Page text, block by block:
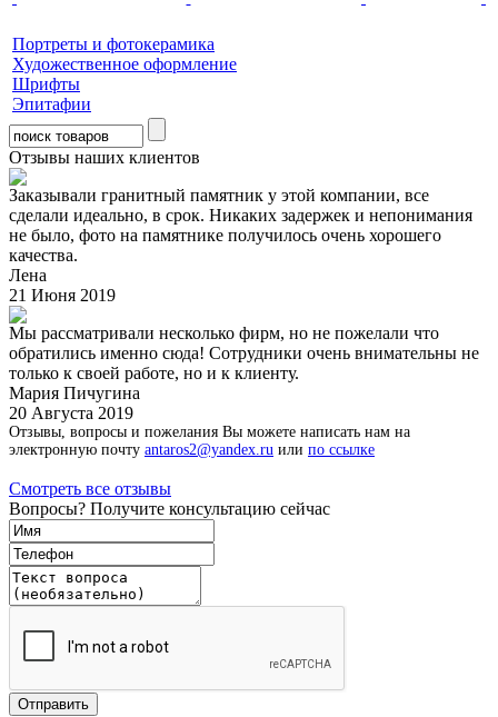
Портреты и фотокерамика
Художественное оформление
Шрифты
Эпитафии
Отзывы наших клиентов
Заказывали гранитный памятник у этой компании, все
сделали идеально, в срок. Никаких задержек и непонимания
не было, фото на памятнике получилось очень хорошего
качества.
Лена
21 Июня 2019
Мы рассматривали несколько фирм, но не пожелали что
обратились именно сюда! Сотрудники очень внимательны не
только к своей работе, но и к клиенту.
Мария Пичугина
20 Августа 2019
Отзывы, вопросы и пожелания Вы можете написать нам на
электронную почту antaros2@yandex.ru или по ссылке
Смотреть все отзывы
Вопросы? Получите консультацию сейчас